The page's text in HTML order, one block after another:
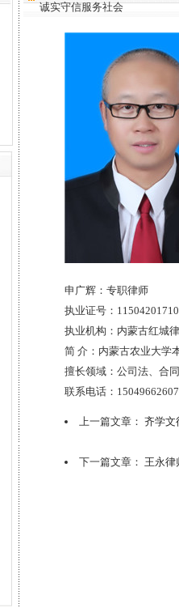
诚实守信服务社会
申广辉：专职律师
执业证号：
执业机构：内蒙古红城
简 介：内蒙古农业大学
擅长领域：公司法、合
联系电话：
上一篇文章： 齐学文
下一篇文章： 王永律